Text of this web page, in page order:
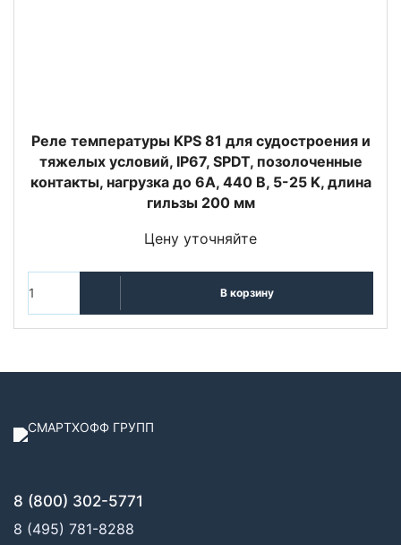
Реле температуры KPS 81 для судостроения и
тяжелых условий, IP67, SPDT, позолоченные
контакты, нагрузка до 6А, 440 В, 5-25 K, длина
гильзы 200 мм
Цену уточняйте
В корзину
8 (800) 302-5771
8 (495) 781-8288